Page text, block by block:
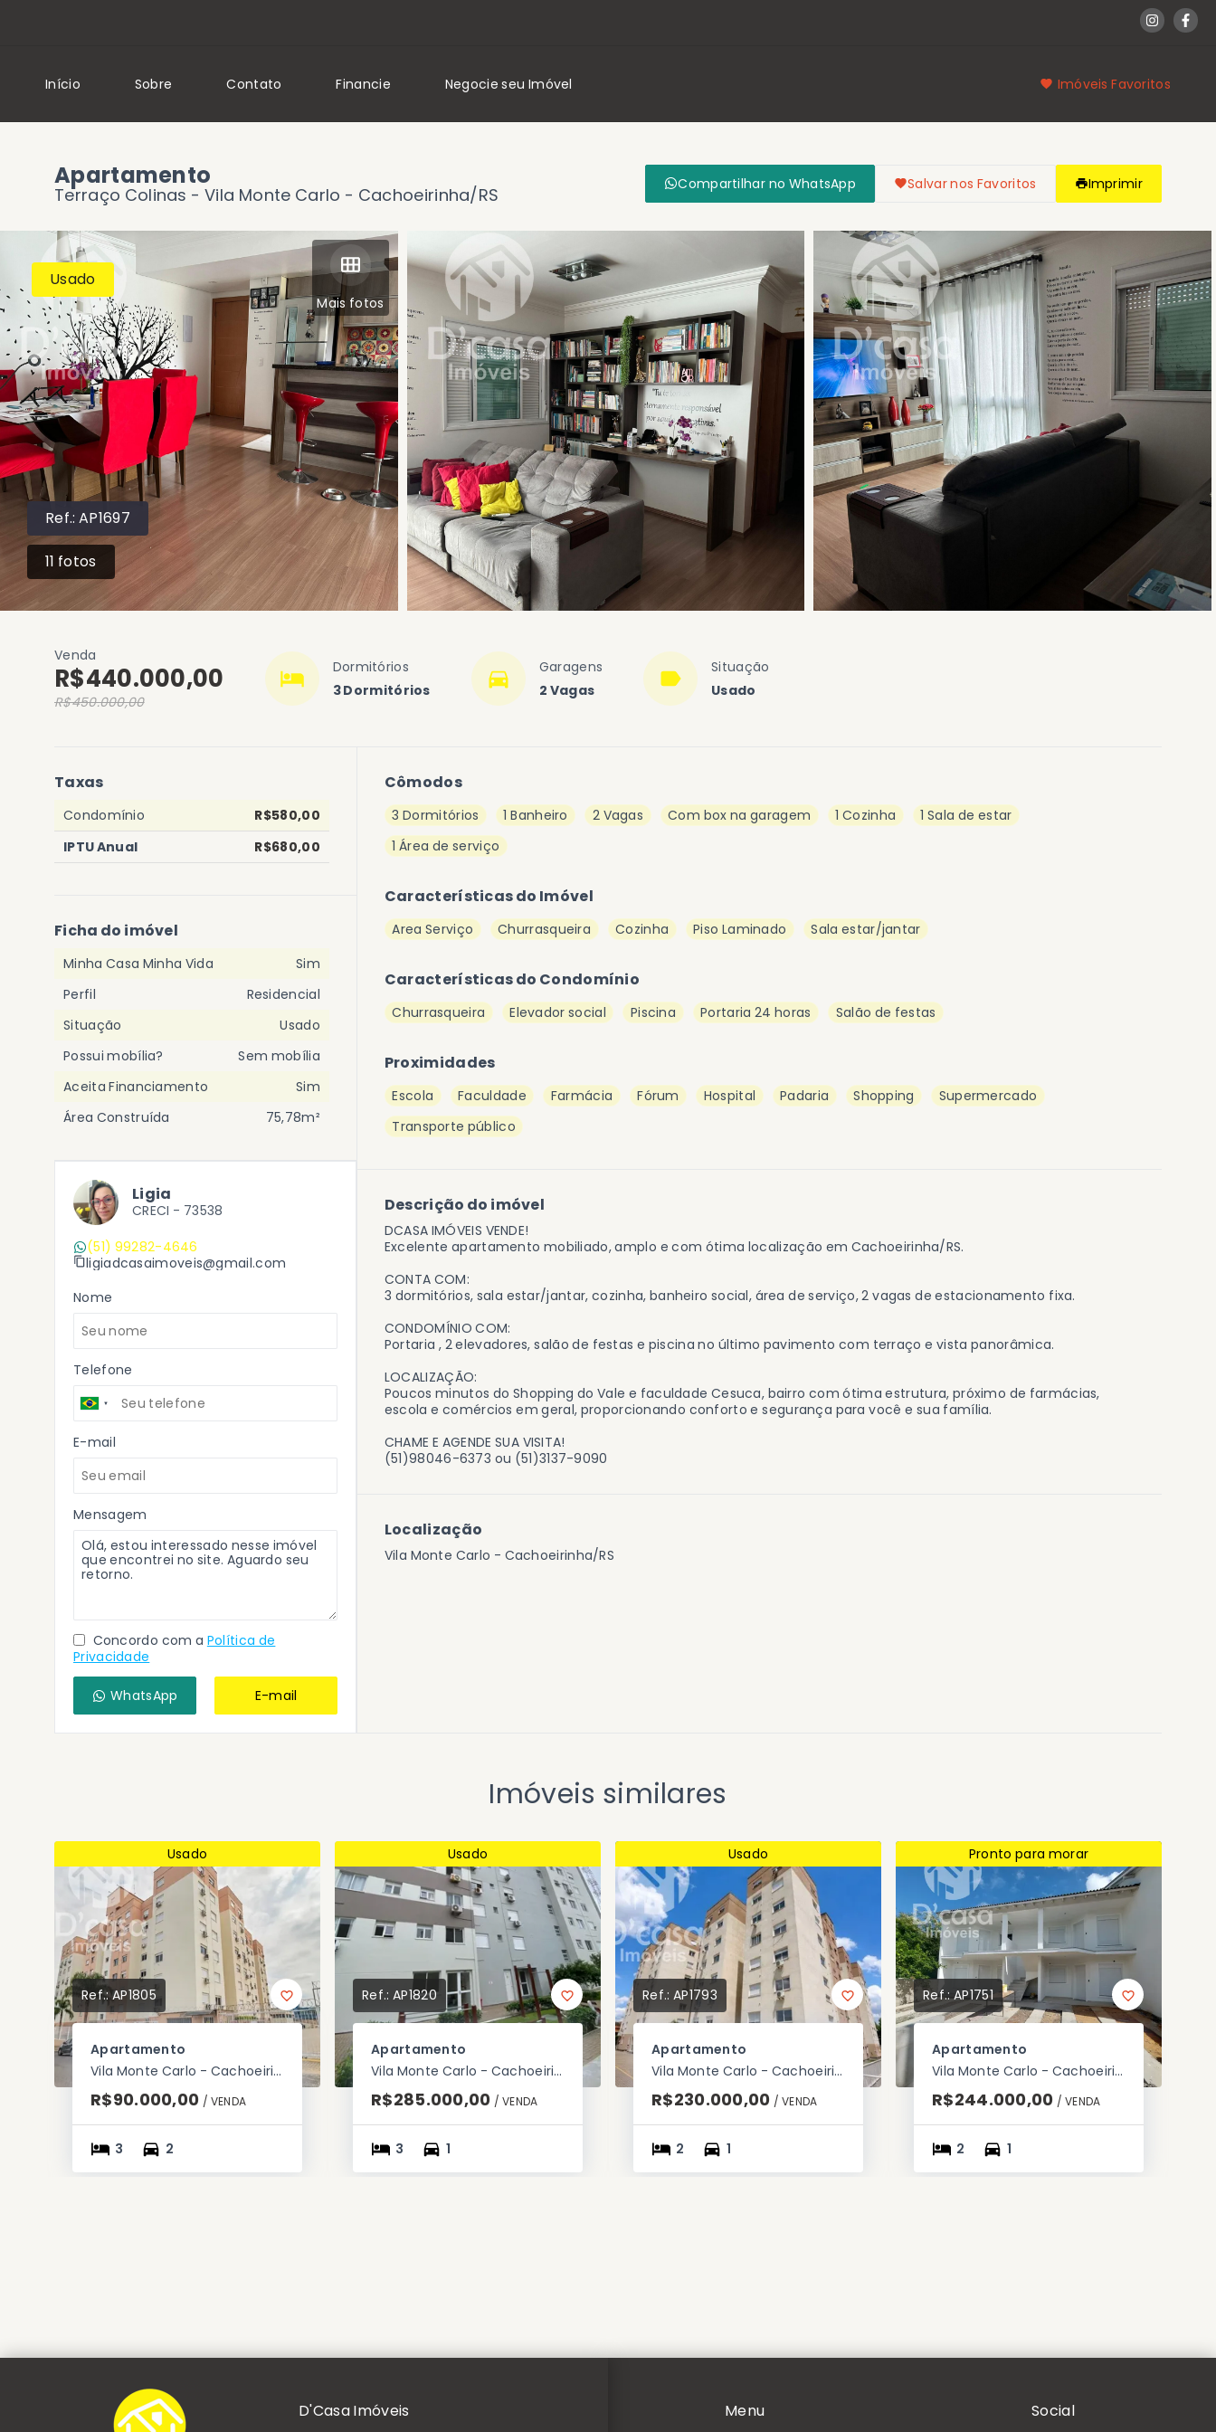
Início Sobre Contato Financie Negocie seu Imóvel Imóveis Favoritos
Apartamento
Terraço Colinas -Vila Monte Carlo - Cachoeirinha/RS
Compartilhar no WhatsApp Salvar nos Favoritos Imprimir
Ref.:AP1697
11 fotos
Mais fotos
Usado
Venda
R$440.000,00
R$450.000,00
Dormitórios
3 Dormitórios
Garagens
2 Vagas
Situação
Usado
Cômodos
3 Dormitórios 1 Banheiro 2 Vagas Com box na garagem 1 Cozinha
1 Sala de estar
1 Área de serviço
Características do Imóvel
Area Serviço Churrasqueira Cozinha Piso Laminado Sala estar/jantar
Características do Condomínio
Churrasqueira Elevador social Piscina Portaria 24 horas Salão de festas
Proximidades
Escola Faculdade Farmácia Fórum Hospital Padaria Shopping
Supermercado
Transporte público
Descrição do imóvel
DCASA IMÓVEIS VENDE!
Excelente apartamento mobiliado, amplo e com ótima localização em Cachoeirinha/RS.
CONTA COM:
3 dormitórios, sala estar/jantar, cozinha, banheiro social, área de serviço, 2 vagas de estacionamento fixa.
CONDOMÍNIO COM:
Portaria , 2 elevadores, salão de festas e piscina no último pavimento com terraço e vista panorâmica.
LOCALIZAÇÃO:
Poucos minutos do Shopping do Vale e faculdade Cesuca, bairro com ótima estrutura, próximo de farmácias,
escola e comércios em geral, proporcionando conforto e segurança para você e sua família.
CHAME E AGENDE SUA VISITA!
(51)98046-6373 ou (51)3137-9090
Localização
Vila Monte Carlo - Cachoeirinha/RS
Taxas
Condomínio
R$580,00
IPTU Anual
R$680,00
Ficha do imóvel
Minha Casa Minha Vida
Sim
Perfil
Residencial
Situação
Usado
Possui mobília?
Sem mobília
Aceita Financiamento
Sim
Área Construída
75,78m²
Ligia
CRECI - 73538
(51) 99282-4646
ligiadcasaimoveis@gmail.com
Nome
Telefone
E-mail
Mensagem
Concordo com a Política de
Privacidade
WhatsApp E-mail
Imóveis similares
Usado
Ref.:AP1805
Apartamento
Vila Monte Carlo - Cachoeirinha/RS
R$90.000,00 / VENDA
3 2
Usado
Ref.:AP1820
Apartamento
Vila Monte Carlo - Cachoeirinha/RS
R$285.000,00 / VENDA
3 1
Usado
Ref.:AP1793
Apartamento
Vila Monte Carlo - Cachoeirinha/RS
R$230.000,00 / VENDA
2 1
Pronto para morar
Ref.:AP1751
Apartamento
Vila Monte Carlo - Cachoeirinha/RS
R$244.000,00 / VENDA
2 1
Menu Social
D'Casa Imóveis